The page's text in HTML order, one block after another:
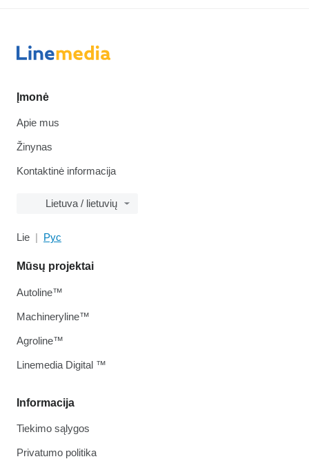
Įmonė
Apie mus
Žinynas
Kontaktinė informacija
Lietuva / lietuvių
Lie Рус
Informacija
Tiekimo sąlygos
Privatumo politika
Mūsų projektai
Autoline™
Machineryline™
Agroline™
Linemedia Digital ™